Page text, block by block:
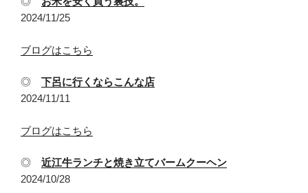
2024/11/25
ブログはこちら
◎ 下呂に行くならこんな店
2024/11/11
ブログはこちら
◎ 近江牛ランチと焼き立てバームクーヘン
2024/10/28